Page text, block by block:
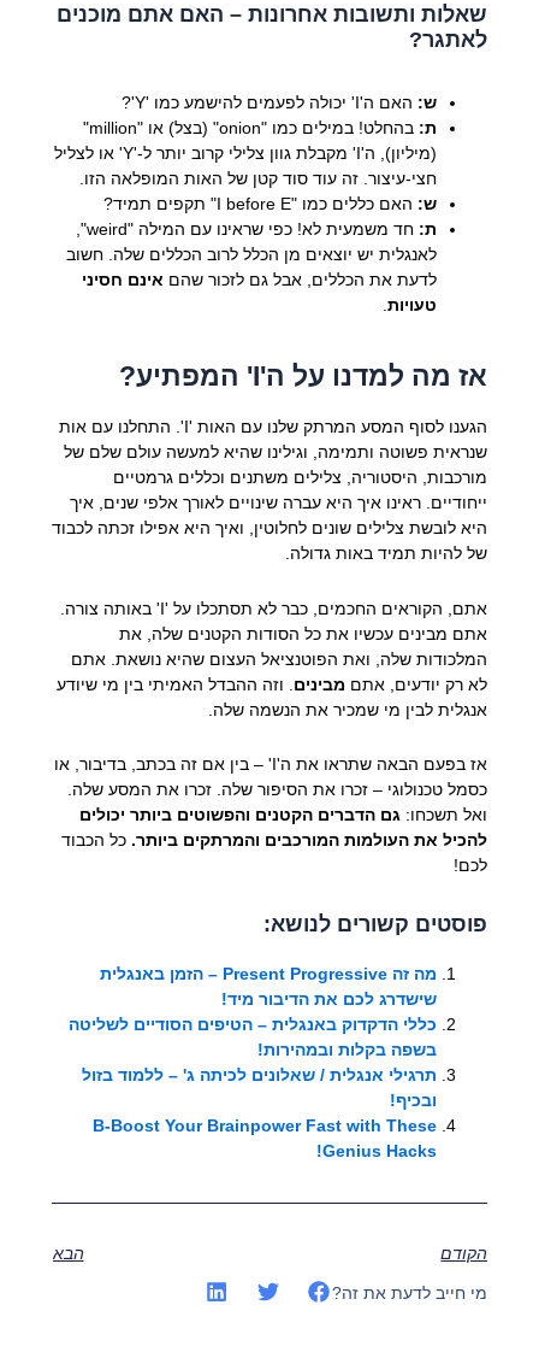
שאלות ותשובות אחרונות – האם אתם מוכנים
לאתגר?
ש: האם ה'I' יכולה לפעמים להישמע כמו 'Y'?
ת:
בהחלט! במילים כמו "onion" (בצל) או "million"
(מיליון), ה'I' מקבלת גוון צלילי קרוב יותר ל-'Y' או לצליל
חצי-עיצור. זה עוד סוד קטן של האות המופלאה הזו.
ש: האם כללים כמו "I before E" תקפים תמיד?
ת:
חד משמעית לא! כפי שראינו עם המילה "weird",
לאנגלית יש יוצאים מן הכלל לרוב הכללים שלה. חשוב
לדעת את הכללים, אבל גם לזכור שהם אינם חסיני
טעויות.
אז מה למדנו על ה'I' המפתיע?
הגענו לסוף המסע המרתק שלנו עם האות 'I'. התחלנו עם אות
שנראית פשוטה ותמימה, וגילינו שהיא למעשה עולם שלם של
מורכבות, היסטוריה, צלילים משתנים וכללים גרמטיים
ייחודיים. ראינו איך היא עברה שינויים לאורך אלפי שנים, איך
היא לובשת צלילים שונים לחלוטין, ואיך היא אפילו זכתה לכבוד
של להיות תמיד באות גדולה.
אתם, הקוראים החכמים, כבר לא תסתכלו על 'I' באותה צורה.
אתם מבינים עכשיו את כל הסודות הקטנים שלה, את
המלכודות שלה, ואת הפוטנציאל העצום שהיא נושאת. אתם
לא רק יודעים, אתם מבינים . וזה ההבדל האמיתי בין מי שיודע
אנגלית לבין מי שמכיר את הנשמה שלה.
אז בפעם הבאה שתראו את ה'I' – בין אם זה בכתב, בדיבור, או
כסמל טכנולוגי – זכרו את הסיפור שלה. זכרו את המסע שלה.
ואל תשכחו: גם הדברים הקטנים והפשוטים ביותר יכולים
להכיל את העולמות המורכבים והמרתקים ביותר. כל הכבוד
לכם!
פוסטים קשורים לנושא:
מה זה Present Progressive – הזמן באנגלית
שישדרג לכם את הדיבור מיד!
כללי הדקדוק באנגלית – הטיפים הסודיים לשליטה
בשפה בקלות ובמהירות!
תרגילי אנגלית / שאלונים לכיתה ג' – ללמוד בזול
ובכיף!
B-Boost Your Brainpower Fast with These
Genius Hacks!
הקודם הבא
מי חייב לדעת את זה?